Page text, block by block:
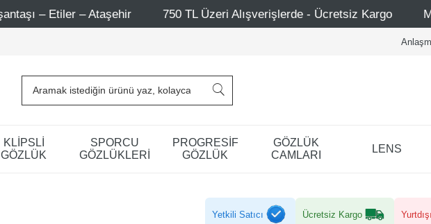
750 TL Üzeri Alışverişlerde - Ücretsiz Kargo Mağazalarımız – Bağdat
KLİPSLİ
GÖZLÜK
SPORCU
GÖZLÜKLERİ
PROGRESİF
GÖZLÜK
GÖZLÜK
CAMLARI
LENS
Yetkili Satıcı Ücretsiz Kargo